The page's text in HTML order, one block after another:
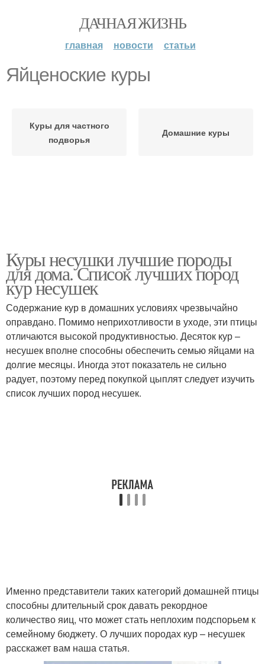
ДАЧНАЯ ЖИЗНЬ
главная новости статьи
Яйценоские куры
Куры для частного
подворья
Домашние куры
Куры несушки лучшие породы
для дома. Список лучших пород
кур несушек
Содержание кур в домашних условиях чрезвычайно
оправдано. Помимо неприхотливости в уходе, эти птицы
отличаются высокой продуктивностью. Десяток кур –
несушек вполне способны обеспечить семью яйцами на
долгие месяцы. Иногда этот показатель не сильно
радует, поэтому перед покупкой цыплят следует изучить
список лучших пород несушек.
Именно представители таких категорий домашней птицы
способны длительный срок давать рекордное
количество яиц, что может стать неплохим подспорьем к
семейному бюджету. О лучших породах кур – несушек
расскажет вам наша статья.